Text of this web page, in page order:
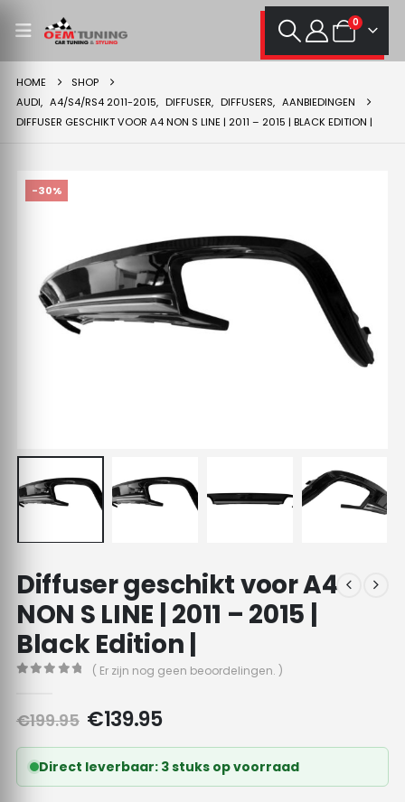
0
HOME
SHOP
AUDI, A4/S4/RS4 2011-2015, DIFFUSER, DIFFUSERS, AANBIEDINGEN
DIFFUSER GESCHIKT VOOR A4 NON S LINE | 2011 – 2015 | BLACK EDITION |
-30%
Diffuser geschikt voor A4
NON S LINE | 2011 – 2015 |
Black Edition |
( Er zijn nog geen beoordelingen. )
€199.95 Oorspronkelijke
was:
€199.95.
€139.95Huidige
is:
€139.95.
Direct leverbaar: 3 stuks op voorraad